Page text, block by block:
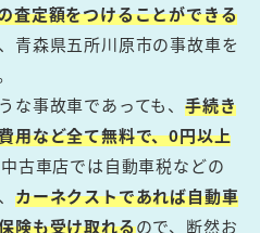
査定額をつけることができる
青森県五所川原市の事故車を
な事故車であっても、手続き
用など全て無料で、0円以上
古車店では自動車税などの
カーネクストであれば自動車
険も受け取れるので、断然お